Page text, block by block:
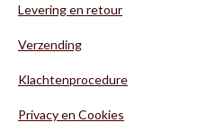
Levering en retour
Verzending
Klachtenprocedure
Privacy en Cookies